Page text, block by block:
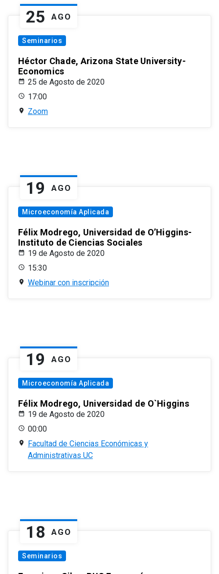
25 AGO
Seminarios
Héctor Chade, Arizona State University-
Economics
25 de Agosto de 2020
17:00
Zoom
19 AGO
Microeconomía Aplicada
Félix Modrego, Universidad de O’Higgins-
Instituto de Ciencias Sociales
19 de Agosto de 2020
15:30
Webinar con inscripción
19 AGO
Microeconomía Aplicada
Félix Modrego, Universidad de O`Higgins
19 de Agosto de 2020
00:00
Facultad de Ciencias Económicas y
Administrativas UC
18 AGO
Seminarios